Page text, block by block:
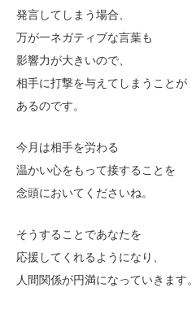
発言してしまう場合、
万が一ネガティブな言葉も
影響力が大きいので、
相手に打撃を与えてしまうことが
あるのです。
今月は相手を労わる
温かい心をもって接することを
念頭においてくださいね。
そうすることであなたを
応援してくれるようになり、
人間関係が円満になっていきます。